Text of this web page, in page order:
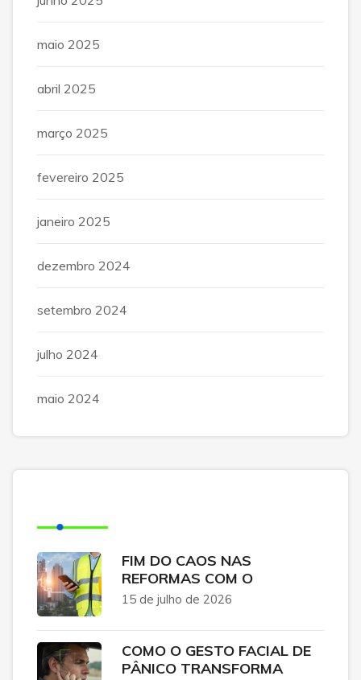
maio 2025
abril 2025
março 2025
fevereiro 2025
janeiro 2025
dezembro 2024
setembro 2024
julho 2024
maio 2024
FIM DO CAOS NAS
REFORMAS COM O
15 de julho de 2026
COMO O GESTO FACIAL DE
PÂNICO TRANSFORMA